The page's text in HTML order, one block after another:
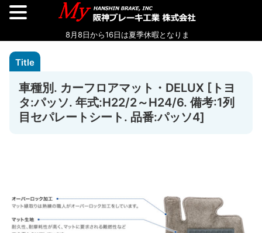
車種別. カーフロアマット・DELUX [トヨ
タ:パッソ. 年式:H22/2～H24/6. 備考:1列
目セパレートシート. 品番:パッソ4]